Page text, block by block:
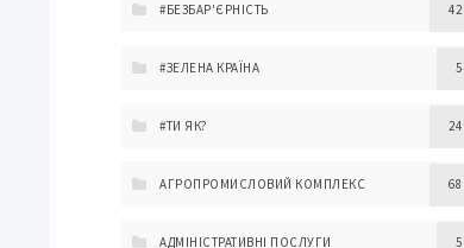
#БЕЗБАР'ЄРНІСТЬ 42
#ЗЕЛЕНА КРАЇНА 5
#ТИ ЯК? 24
АГРОПРОМИСЛОВИЙ КОМПЛЕКС 68
АДМІНІСТРАТИВНІ ПОСЛУГИ 5